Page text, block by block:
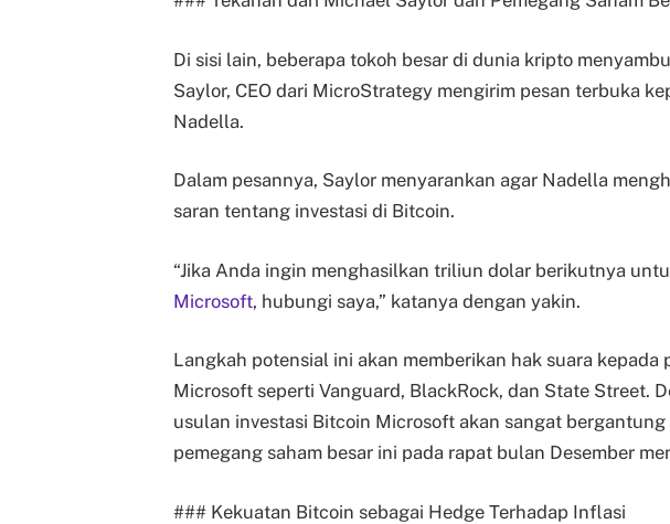
Di sisi lain, beberapa tokoh besar di dunia kripto
Saylor, CEO dari MicroStrategy mengirim pesan terbuka
Nadella.
Dalam pesannya, Saylor menyarankan agar Nadella
saran tentang investasi di Bitcoin.
“Jika Anda ingin menghasilkan triliun dolar berikutnya
Microsoft, hubungi saya,” katanya dengan yakin.
Langkah potensial ini akan memberikan hak suara kepada
Microsoft seperti Vanguard, BlackRock, dan State Street.
usulan investasi Bitcoin Microsoft akan sangat bergantung
pemegang saham besar ini pada rapat bulan Desember
### Kekuatan Bitcoin sebagai Hedge Terhadap Inflasi